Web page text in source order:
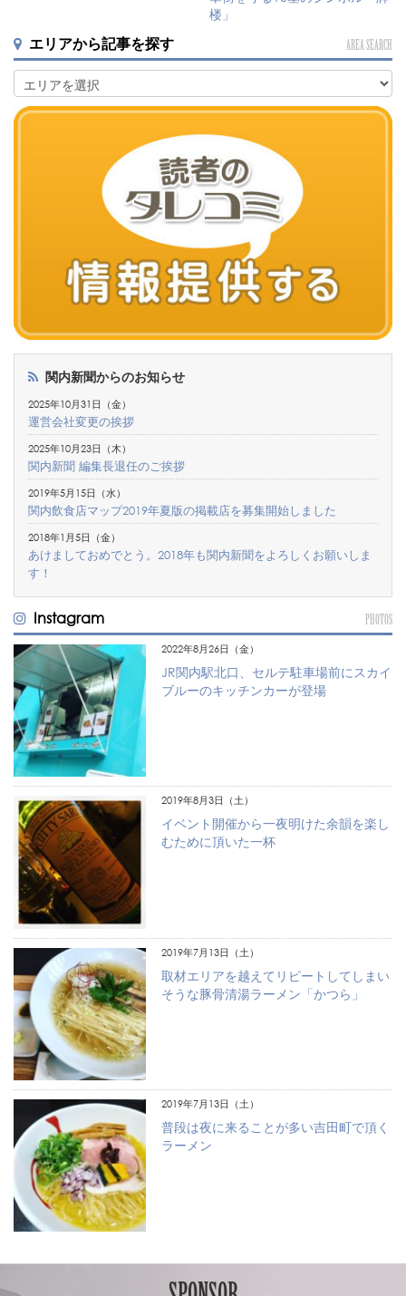
楼」
エリアから記事を探す AREA SEARCH
関内新聞からのお知らせ
2025年10月31日（金）
運営会社変更の挨拶
2025年10月23日（木）
関内新聞 編集長退任のご挨拶
2019年5月15日（水）
関内飲食店マップ2019年夏版の掲載店を募集開始しました
2018年1月5日（金）
あけましておめでとう。2018年も関内新聞をよろしくお願いしま
す！
Instagram PHOTOS
2022年8月26日（金）
JR関内駅北口、セルテ駐車場前にスカイ
ブルーのキッチンカーが登場
2019年8月3日（土）
イベント開催から一夜明けた余韻を楽し
むために頂いた一杯
2019年7月13日（土）
取材エリアを越えてリピートしてしまい
そうな豚骨清湯ラーメン「かつら」
2019年7月13日（土）
普段は夜に来ることが多い吉田町で頂く
ラーメン